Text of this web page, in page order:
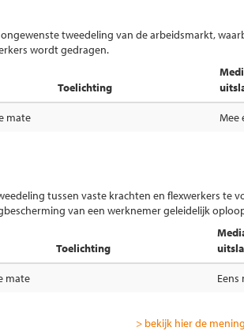
tweedeling van de arbeidsmarkt,
wordt gedragen.
Toelichting
mate Mee
tussen vaste krachten en flexwerkers te
van een werknemer geleidelijk
Toelichting
mate Eens
> bekijk hier de